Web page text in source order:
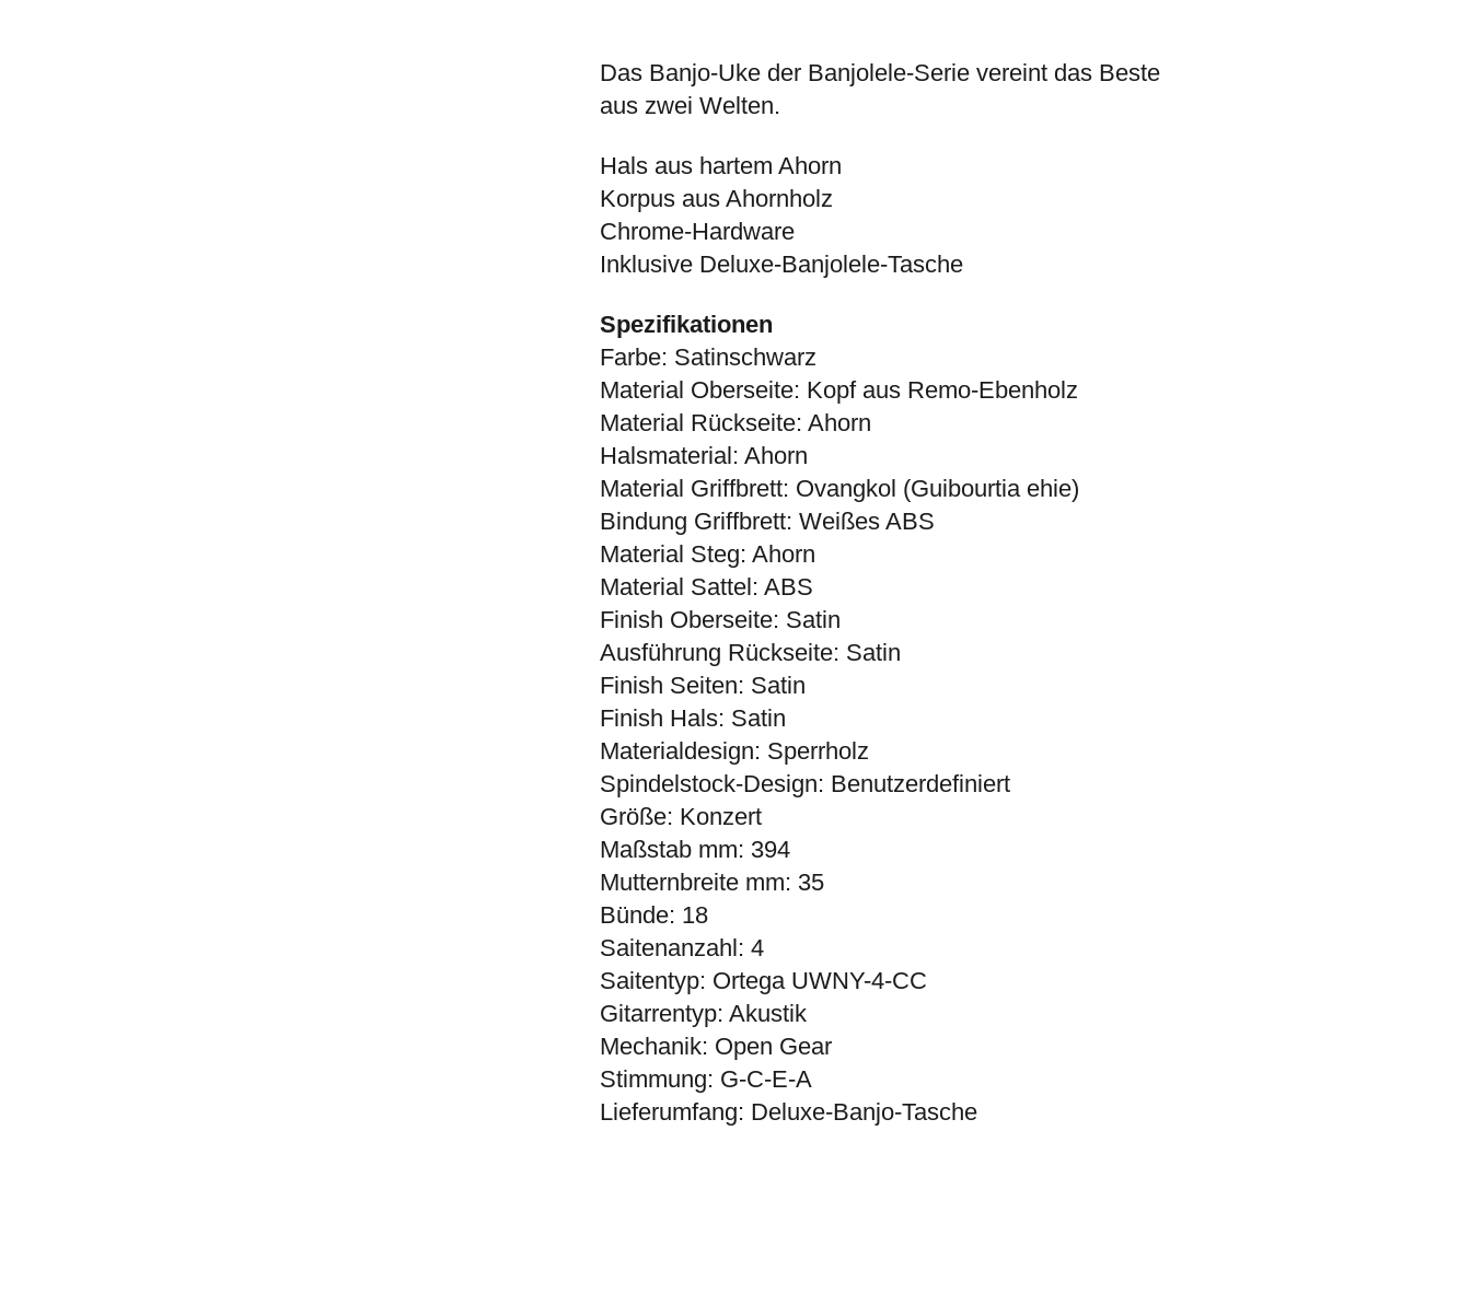
Das Banjo-Uke der Banjolele-Serie vereint das Beste
aus zwei Welten.
Hals aus hartem Ahorn
Korpus aus Ahornholz
Chrome-Hardware
Inklusive Deluxe-Banjolele-Tasche
Spezifikationen
Farbe: Satinschwarz
Material Oberseite: Kopf aus Remo-Ebenholz
Material Rückseite: Ahorn
Halsmaterial: Ahorn
Material Griffbrett: Ovangkol (Guibourtia ehie)
Bindung Griffbrett: Weißes ABS
Material Steg: Ahorn
Material Sattel: ABS
Finish Oberseite: Satin
Ausführung Rückseite: Satin
Finish Seiten: Satin
Finish Hals: Satin
Materialdesign: Sperrholz
Spindelstock-Design: Benutzerdefiniert
Größe: Konzert
Maßstab mm: 394
Mutternbreite mm: 35
Bünde: 18
Saitenanzahl: 4
Saitentyp: Ortega UWNY-4-CC
Gitarrentyp: Akustik
Mechanik: Open Gear
Stimmung: G-C-E-A
Lieferumfang: Deluxe-Banjo-Tasche